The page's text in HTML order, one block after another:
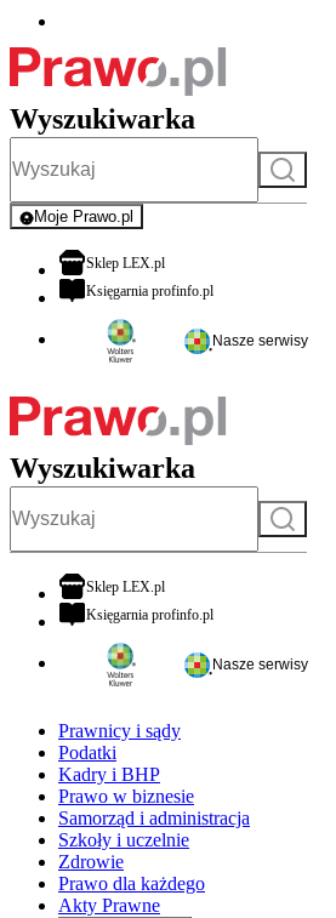
Wyszukiwarka
Szukaj
Moje Prawo.pl
- rejestracja i logowanie do serwisu
Sklep LEX.plotwiera się w nowej karcie
Księgarnia profinfo.plotwiera się w nowej
Nasze serwisy
Wyszukiwarka
Szukaj
Sklep LEX.plotwiera się w nowej karcie
Księgarnia profinfo.plotwiera się w nowej
Nasze serwisy
Prawnicy i sądy
Podatki
Kadry i BHP
Prawo w biznesie
Samorząd i administracja
Szkoły i uczelnie
Zdrowie
Prawo dla każdego
Akty Prawne